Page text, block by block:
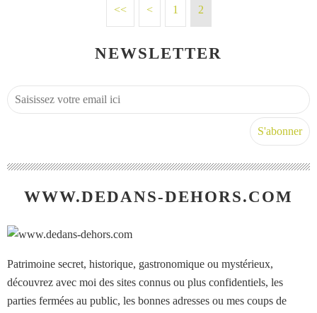
<< < 1 2
NEWSLETTER
WWW.DEDANS-DEHORS.COM
Patrimoine secret, historique, gastronomique ou mystérieux,
découvrez avec moi des sites connus ou plus confidentiels, les
parties fermées au public, les bonnes adresses ou mes coups de